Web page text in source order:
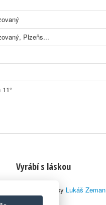
Plzeňs...
Vyrábí s láskou
© 2010–2026 by Lukáš Zeman